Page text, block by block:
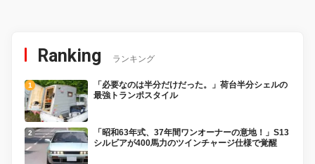
Ranking ランキング
「必要なのは半分だけだった。」荷台半分シェルの
最強トランポスタイル
「昭和63年式、37年間ワンオーナーの意地！」S13
シルビアが400馬力のツインチャージ仕様で覚醒